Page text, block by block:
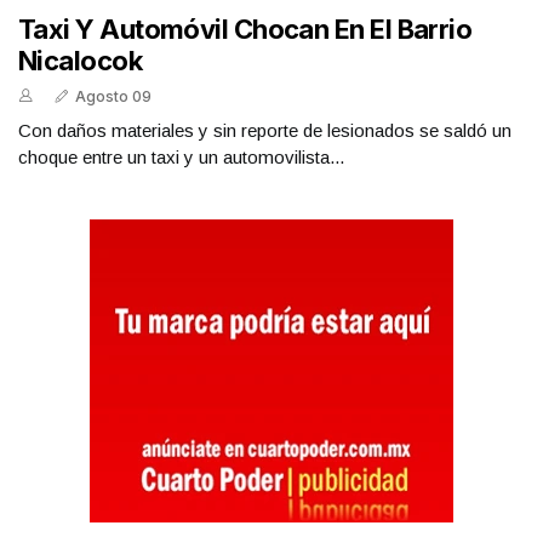
Taxi Y Automóvil Chocan En El Barrio
Nicalocok
Agosto 09
Con daños materiales y sin reporte de lesionados se saldó un
choque entre un taxi y un automovilista...